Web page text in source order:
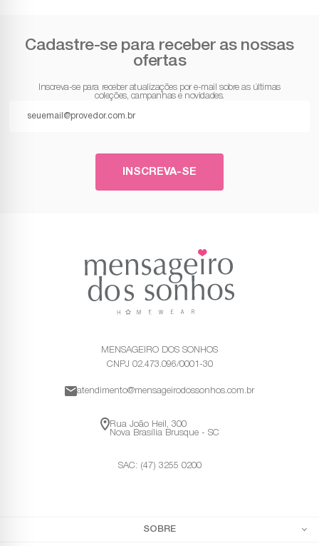
Cadastre-se para receber as nossas
ofertas
Inscreva-se para receber atualizações por e-mail sobre as últimas
coleções, campanhas e novidades.
INSCREVA-SE
MENSAGEIRO DOS SONHOS
CNPJ 02.473.096/0001-30
atendimento@mensageirodossonhos.com.br
Rua João Heil, 300
Nova Brasília Brusque - SC
SAC: (47) 3255 0200
SOBRE